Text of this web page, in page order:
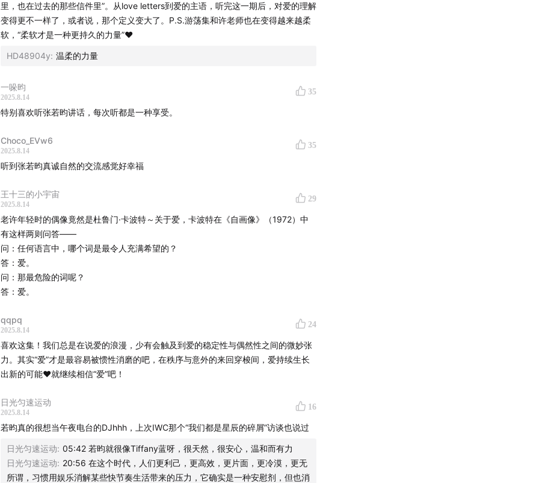
里，也在过去的那些信件里”。从love letters到爱的主语，听完这一期后，对爱的理解
变得更不一样了，或者说，那个定义变大了。P.S.游荡集和许老师也在变得越来越柔
软，“柔软才是一种更持久的力量”❤️
HD48904y: 温柔的力量
一哚昀
2025.8.14
35
特别喜欢听张若昀讲话，每次听都是一种享受。
Choco_EVw6
2025.8.14
35
听到张若昀真诚自然的交流感觉好幸福
王十三的小宇宙
2025.8.14
29
老许年轻时的偶像竟然是杜鲁门·卡波特～关于爱，卡波特在《自画像》（1972）中
有这样两则问答——
问：任何语言中，哪个词是最令人充满希望的？
答：爱。
问：那最危险的词呢？
答：爱。
qqpq
2025.8.14
24
喜欢这集！我们总是在说爱的浪漫，少有会触及到爱的稳定性与偶然性之间的微妙张
力。其实“爱”才是最容易被惯性消磨的吧，在秩序与意外的来回穿梭间，爱持续生长
出新的可能❤️就继续相信“爱”吧！
日光匀速运动
2025.8.14
16
若昀真的很想当午夜电台的DJhhh，上次IWC那个“我们都是星辰的碎屑”访谈也说过
日光匀速运动: 05:42 若昀就很像Tiffany蓝呀，很天然，很安心，温和而有力
日光匀速运动: 20:56 在这个时代，人们更利己，更高效，更片面，更冷漠，更无
所谓，习惯用娱乐消解某些快节奏生活带来的压力，它确实是一种安慰剂，但也消